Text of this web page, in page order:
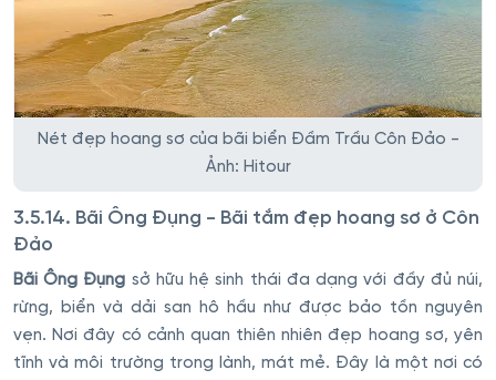
Nét đẹp hoang sơ của bãi biển Đầm Trầu Côn Đảo -
Ảnh: Hitour
3.5.14. Bãi Ông Đụng - Bãi tắm đẹp hoang sơ ở Côn
Đảo
Bãi Ông Đụng sở hữu hệ sinh thái đa dạng với đầy đủ núi,
rừng, biển và dải san hô hầu như được bảo tồn nguyên
vẹn. Nơi đây có cảnh quan thiên nhiên đẹp hoang sơ, yên
tĩnh và môi trường trong lành, mát mẻ. Đây là một nơi có